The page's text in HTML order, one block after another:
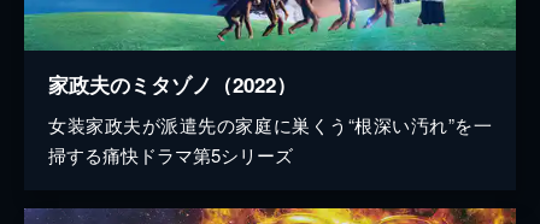
家政夫のミタゾノ（2022）
女装家政夫が派遣先の家庭に巣くう“根深い汚れ”を一
掃する痛快ドラマ第5シリーズ